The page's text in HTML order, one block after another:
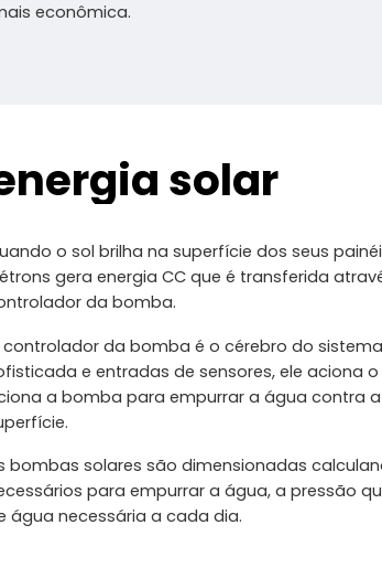
econômica.
solar
o sol brilha na superfície dos seus
gera energia CC que é transferida
da bomba.
controlador da bomba é o cérebro do
e entradas de sensores, ele aciona
a bomba para empurrar a água contra
bombas solares são dimensionadas
para empurrar a água, a pressão
água necessária a cada dia.